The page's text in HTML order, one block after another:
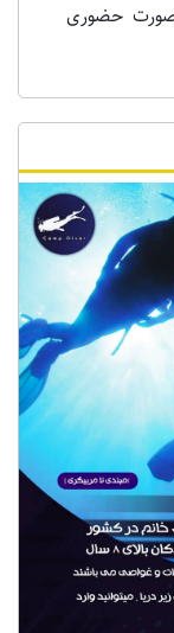
صورت حضوری